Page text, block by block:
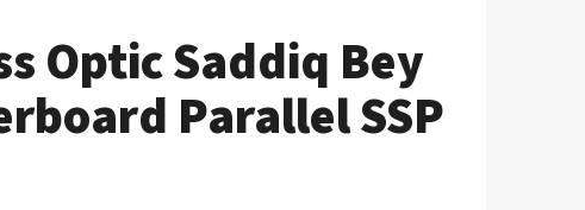
Optic Saddiq Bey
Parallel SSP